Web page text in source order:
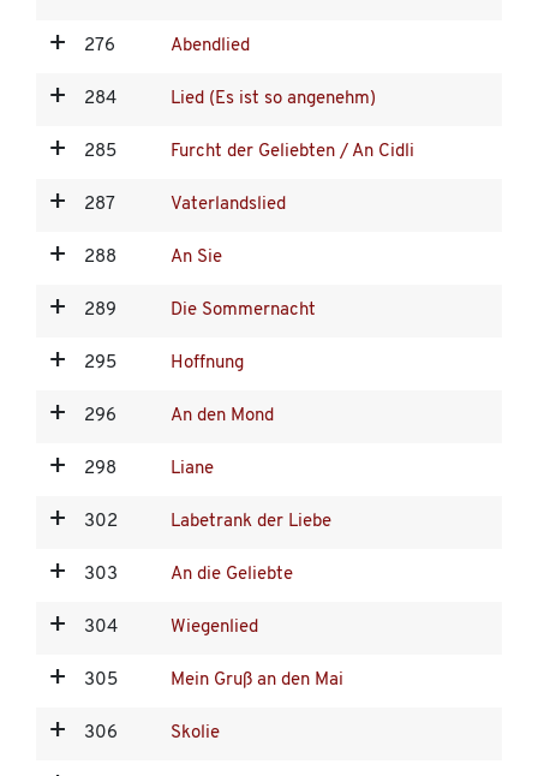
276 Abendlied
284 Lied (Es ist so angenehm)
285 Furcht der Geliebten / An Cidli
287 Vaterlandslied
288 An Sie
289 Die Sommernacht
295 Hoffnung
296 An den Mond
298 Liane
302 Labetrank der Liebe
303 An die Geliebte
304 Wiegenlied
305 Mein Gruß an den Mai
306 Skolie